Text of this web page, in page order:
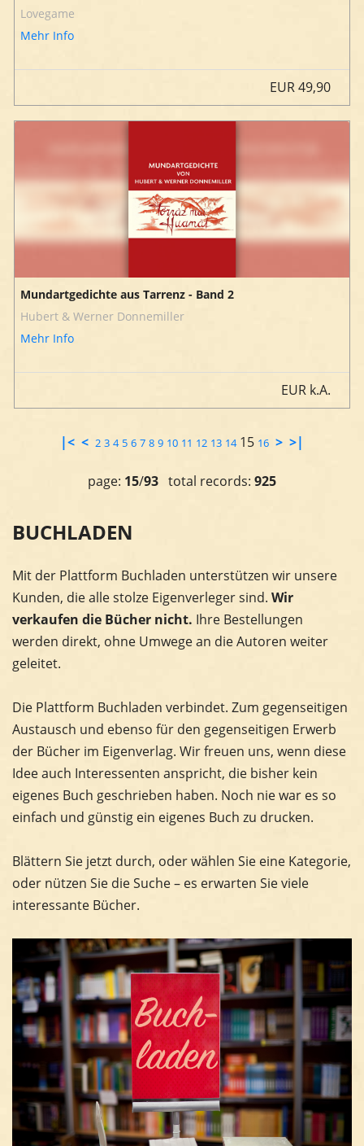
Lovegame
Mehr Info
EUR49,90
Mundartgedichte aus Tarrenz - Band 2
Hubert & Werner Donnemiller
Mehr Info
EUR k.A.
|< < 2 3 4 5 6 7 8 9 10 11 12 13 14 15 16 > >|
page: 15/93 total records: 925
BUCHLADEN
Mit der Plattform Buchladen unterstützen wir unsere
Kunden, die alle stolze Eigenverleger sind. Wir
verkaufen die Bücher nicht. Ihre Bestellungen
werden direkt, ohne Umwege an die Autoren weiter
geleitet.
Die Plattform Buchladen verbindet. Zum gegenseitigen
Austausch und ebenso für den gegenseitigen Erwerb
der Bücher im Eigenverlag. Wir freuen uns, wenn diese
Idee auch Interessenten anspricht, die bisher kein
eigenes Buch geschrieben haben. Noch nie war es so
einfach und günstig ein eigenes Buch zu drucken.
Blättern Sie jetzt durch, oder wählen Sie eine Kategorie,
oder nützen Sie die Suche – es erwarten Sie viele
interessante Bücher.